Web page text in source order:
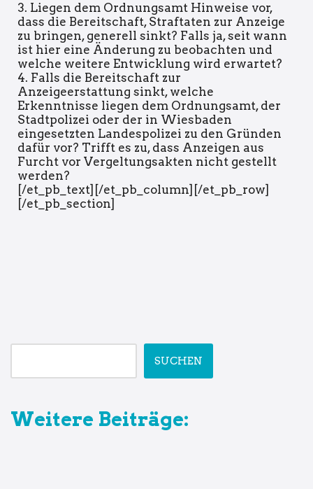
3. Liegen dem Ordnungsamt Hinweise vor,
dass die Bereitschaft, Straftaten zur Anzeige
zu bringen, generell sinkt? Falls ja, seit wann
ist hier eine Änderung zu beobachten und
welche weitere Entwicklung wird erwartet?
4. Falls die Bereitschaft zur
Anzeigeerstattung sinkt, welche
Erkenntnisse liegen dem Ordnungsamt, der
Stadtpolizei oder der in Wiesbaden
eingesetzten Landespolizei zu den Gründen
dafür vor? Trifft es zu, dass Anzeigen aus
Furcht vor Vergeltungsakten nicht gestellt
werden?
[/et_pb_text][/et_pb_column][/et_pb_row]
[/et_pb_section]
SUCHEN
Weitere Beiträge: